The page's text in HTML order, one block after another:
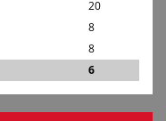
20
8
8
6